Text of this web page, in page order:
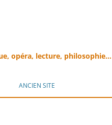
opéra, lecture, philosophie…
auANCIEN SITE